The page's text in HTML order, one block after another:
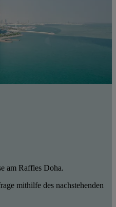
am Raffles Doha.
mithilfe des nachstehenden